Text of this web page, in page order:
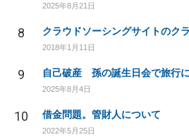
2025年8月21日
8
2018年1月11日
9 自己破産 孫の誕生日会で旅行に
2025年8月4日
10 借金問題。管財人について
2022年5月25日